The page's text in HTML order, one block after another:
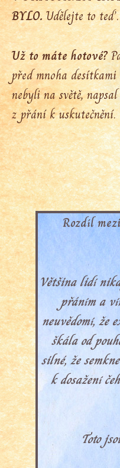
BYLO.Udělejte to teď.
Už to máte hotové?
před mnoha
nebyli na světě,
z přání k uskutečnění.
Rozdíl
Většina lidí
přáním a
neuvědomí, že
škála od
silné, že
k dosažení
Toto